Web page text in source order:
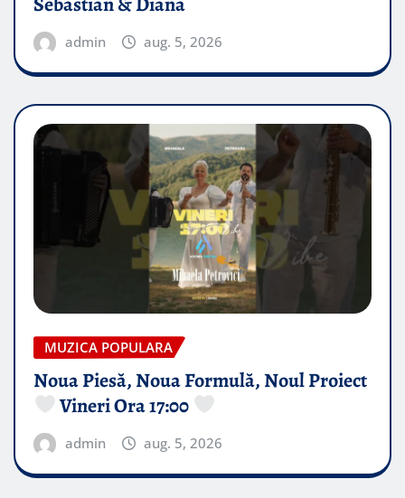
admin aug. 5, 2026
MUZICA POPULARA
Noua Piesă, Noua Formulă, Noul Proiect
Vineri Ora 17:00
admin aug. 5, 2026